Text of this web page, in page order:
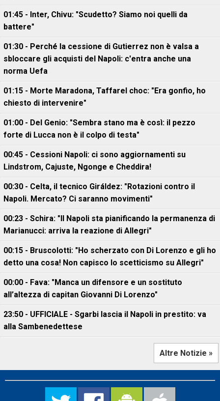
01:45 - Inter, Chivu: "Scudetto? Siamo noi quelli da
battere"
01:30 - Perché la cessione di Gutierrez non è valsa a
sbloccare gli acquisti del Napoli: c'entra anche una
norma Uefa
01:15 - Morte Maradona, Taffarel choc: "Era gonfio, ho
chiesto di intervenire"
01:00 - Del Genio: "Sembra stano ma è così: il pezzo
forte di Lucca non è il colpo di testa"
00:45 - Cessioni Napoli: ci sono aggiornamenti su
Lindstrom, Cajuste, Ngonge e Cheddira!
00:30 - Celta, il tecnico Giráldez: "Rotazioni contro il
Napoli. Mercato? Ci saranno movimenti"
00:23 - Schira: "Il Napoli sta pianificando la permanenza di
Marianucci: arriva la reazione di Allegri"
00:15 - Bruscolotti: "Ho scherzato con Di Lorenzo e gli ho
detto una cosa! Non capisco lo scetticismo su Allegri"
00:00 - Fava: "Manca un difensore e un sostituto
all’altezza di capitan Giovanni Di Lorenzo"
23:50 - UFFICIALE - Sgarbi lascia il Napoli in prestito: va
alla Sambenedettese
Altre Notizie »